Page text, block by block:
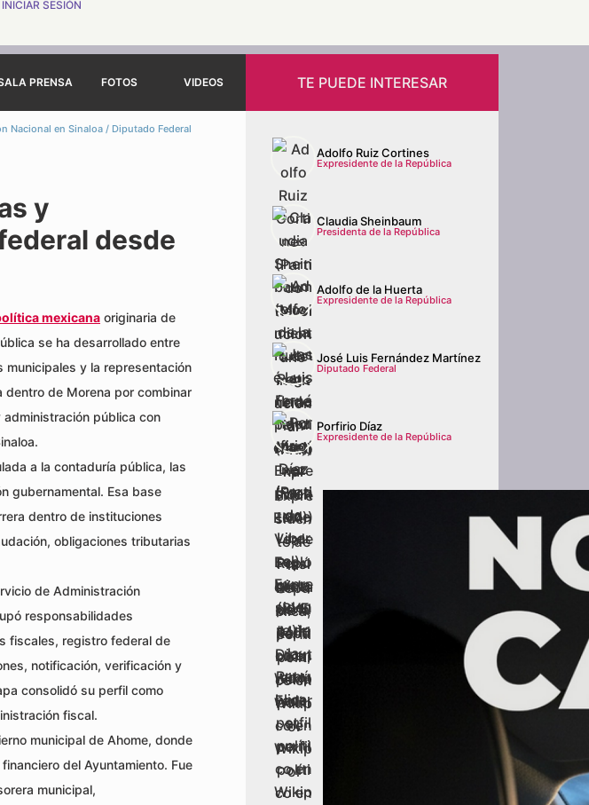
INICIAR SESIÓN
PRENSA FOTOS VIDEOS
Nacional en Sinaloa / Diputado Federal
y
desde
mexicana originaria de
se ha desarrollado entre
municipales y la representación
de Morena por combinar
pública con
a la contaduría pública, las
gubernamental. Esa base
dentro de instituciones
obligaciones tributarias
de Administración
responsabilidades
fiscales, registro federal de
notificación, verificación y
consolidó su perfil como
fiscal.
municipal de Ahome, donde
del Ayuntamiento. Fue
municipal,
TE PUEDE INTERESAR
Adolfo Ruiz Cortines
Expresidente de la República
Claudia Sheinbaum
Presidenta de la República
Adolfo de la Huerta
Expresidente de la República
José Luis Fernández Martínez
Diputado Federal
Porfirio Díaz
Expresidente de la República